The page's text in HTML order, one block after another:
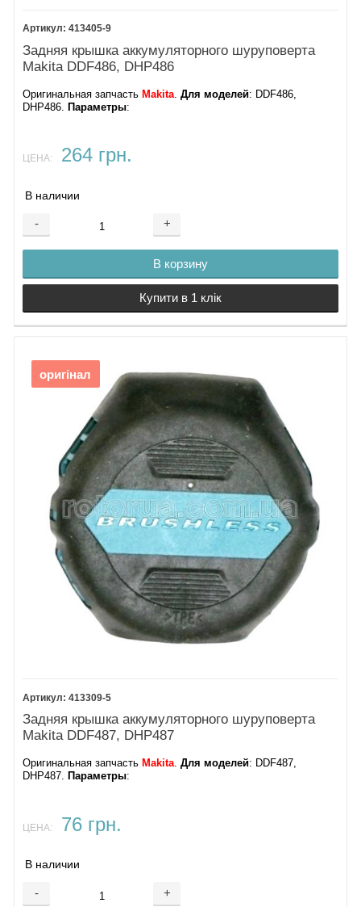
413405-9
Задняя крышка аккумуляторного шуруповерта
Makita DDF486, DHP486
Оригинальная запчасть Makita .Для моделей: DDF486,
DHP486.
Параметры:
ЦЕНА: 264 грн.
В наличии
- +
В корзину
Купити в 1 клік
оригінал
413309-5
Задняя крышка аккумуляторного шуруповерта
Makita DDF487, DHP487
Оригинальная запчасть Makita .Для моделей: DDF487,
DHP487.
Параметры:
ЦЕНА: 76 грн.
В наличии
- +